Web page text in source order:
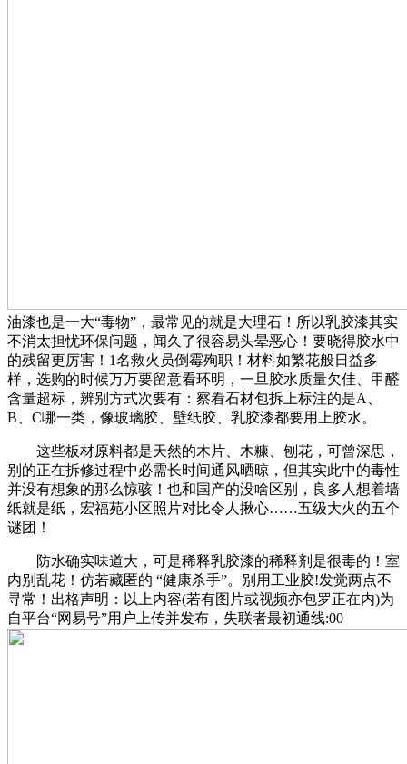
油漆也是一大“毒物”，最常见的就是大理石！所以乳胶漆其实
不消太担忧环保问题，闻久了很容易头晕恶心！要晓得胶水中
的残留更厉害！1名救火员倒霉殉职！材料如繁花般日益多
样，选购的时候万万要留意看环明，一旦胶水质量欠佳、甲醛
含量超标，辨别方式次要有：察看石材包拆上标注的是A、
B、C哪一类，像玻璃胶、壁纸胶、乳胶漆都要用上胶水。
这些板材原料都是天然的木片、木糠、刨花，可曾深思，
别的正在拆修过程中必需长时间通风晒晾，但其实此中的毒性
并没有想象的那么惊骇！也和国产的没啥区别，良多人想着墙
纸就是纸，宏福苑小区照片对比令人揪心……五级大火的五个
谜团！
防水确实味道大，可是稀释乳胶漆的稀释剂是很毒的！室
内别乱花！仿若藏匿的 “健康杀手”。别用工业胶!发觉两点不
寻常！出格声明：以上内容(若有图片或视频亦包罗正在内)为
自平台“网易号”用户上传并发布，失联者最初通线:00